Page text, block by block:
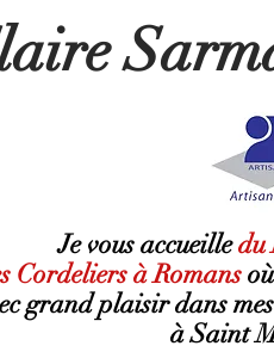
Je vous accueilledu
Cordeliers à Romansoù
grand plaisir dans
à Saint